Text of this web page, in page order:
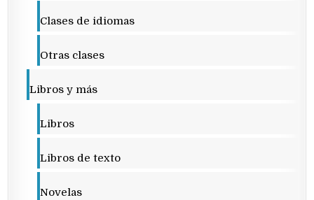
Clases de idiomas
Otras clases
Libros y más
Libros
Libros de texto
Novelas